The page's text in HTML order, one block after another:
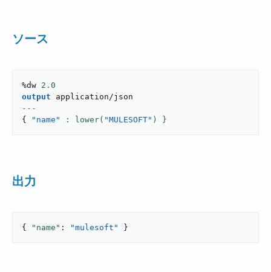
ソース
%dw 2.0
output
application/json
---
{
"name" : lower( "MULESOFT" ) }
出力
{ "name" : "mulesoft" }